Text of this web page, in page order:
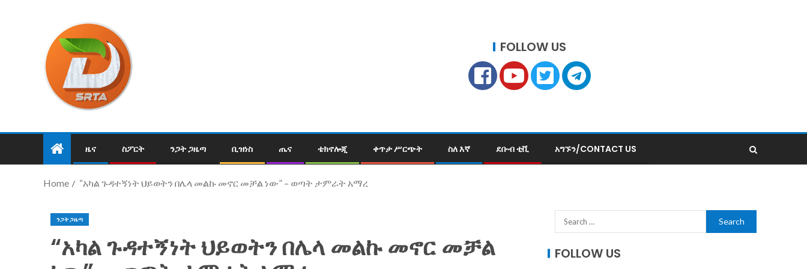
FOLLOW US
ዜና ስፖርት ንጋት ጋዜጣ ቢዝነስ ጤና ቴክኖሎጂ ቀጥታ ሥርጭት ስለ እኛ ደቡብ ቲቪ አግኙን/CONTACT US
Home “አካል ጉዳተኝነት ህይወትን በሌላ መልኩ መኖር መቻል ነው” – ወጣት ታምራት አማረ
ንጋት ጋዜጣ
“አካል ጉዳተኝነት ህይወትን በሌላ መልኩ መኖር መቻል FOLLOW US